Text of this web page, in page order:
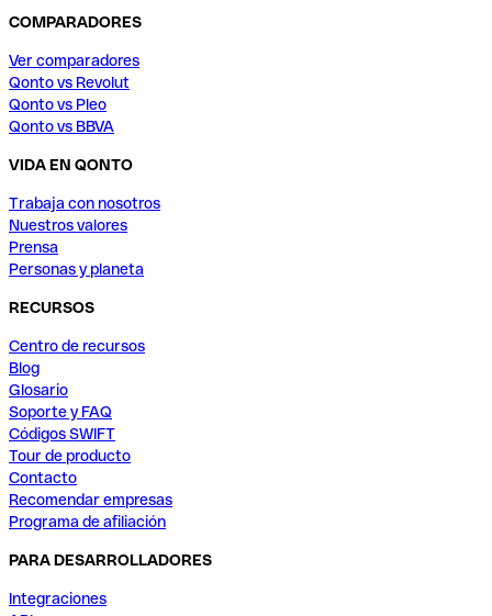
COMPARADORES
Ver comparadores
Qonto vs Revolut
Qonto vs Pleo
Qonto vs BBVA
VIDA EN QONTO
Trabaja con nosotros
Nuestros valores
Prensa
Personas y planeta
RECURSOS
Centro de recursos
Blog
Glosario
Soporte y FAQ
Códigos SWIFT
Tour de producto
Contacto
Recomendar empresas
Programa de afiliación
PARA DESARROLLADORES
Integraciones